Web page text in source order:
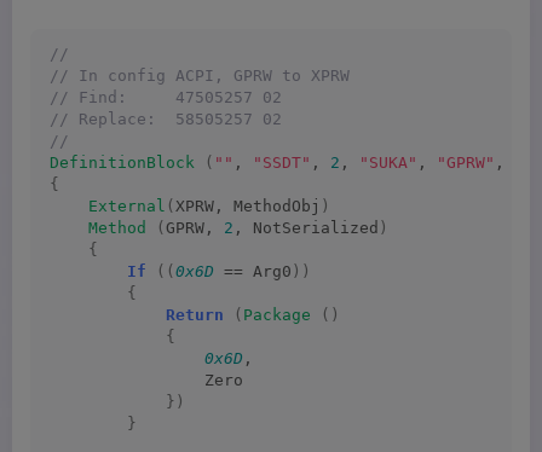
//
// In config ACPI, GPRW to XPRW
// Find:     47505257 02
// Replace:  58505257 02
//
DefinitionBlock
( "" , "SSDT" , 2 , "SUKA" , "GPRW" ,
{
External ( XPRW, MethodObj )
Method
( GPRW, 2 , NotSerialized )
{
If
(( 0x6D == Arg0 ))
{
Return
( Package
()
{
0x6D ,
                Zero
})
}